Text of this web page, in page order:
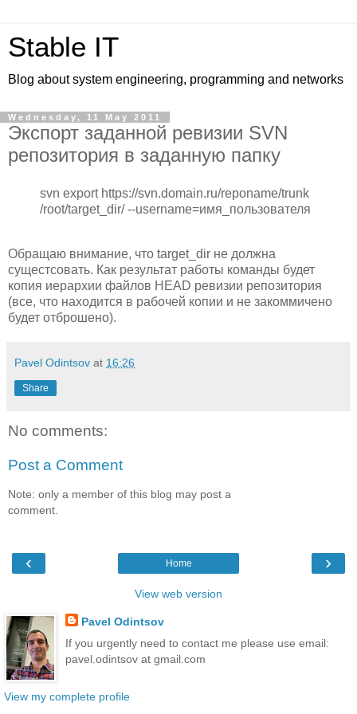
Stable IT
Blog about system engineering, programming and networks
Wednesday, 11 May 2011
Экспорт заданной ревизии SVN
репозитория в заданную папку
svn export https://svn.domain.ru/reponame/trunk
/root/target_dir/ --username=имя_пользователя
Обращаю внимание, что target_dir не должна
сущестсовать. Как результат работы команды будет
копия иерархии файлов HEAD ревизии репозитория
(все, что находится в рабочей копии и не закоммичено
будет отброшено).
Pavel Odintsov at 16:26
Share
No comments:
Post a Comment
Note: only a member of this blog may post a
comment.
‹ ›
Home
View web version
Pavel Odintsov
If you urgently need to contact me please use email:
pavel.odintsov at gmail.com
View my complete profile